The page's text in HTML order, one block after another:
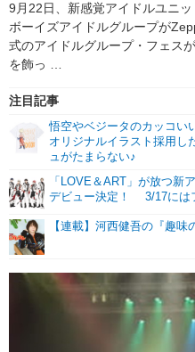
舞台
編集部ブログ・お知らせ
9月22日、新感覚アイドルユニ
ボーイズアイドルグループが
式のアイドルグループ・フェス
を飾っ …
注目記事
悟空やベジータのカッコい
オリジナルイラスト採用し
ュがたまらない♪
「LOVE＆ART」が放つ新
デビュー決定！ 3/17には
【連載】河西健吾の『趣味